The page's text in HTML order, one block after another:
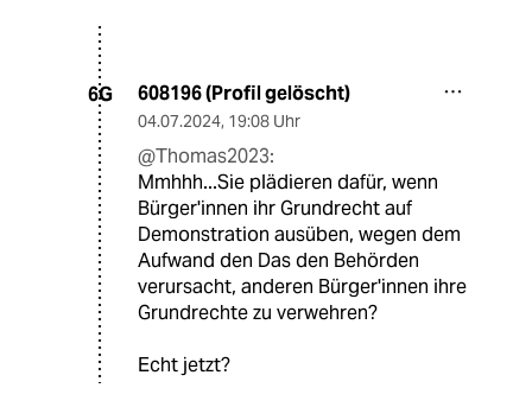
6G 608196 (Profil gelöscht)
04.07.2024, 19:08 Uhr
@Thomas2023:
Mmhhh...Sie plädieren dafür, wenn
Bürger'innen ihr Grundrecht auf
Demonstration ausüben, wegen dem
Aufwand den Das den Behörden
verursacht, anderen Bürger'innen ihre
Grundrechte zu verwehren?
Echt jetzt?